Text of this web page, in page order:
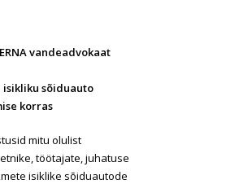
vandeadvokaat
sõiduauto
korras
mitu olulist
töötajate, juhatuse
isiklike sõiduautode